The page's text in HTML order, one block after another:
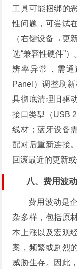
工具可能捆绑的
性问题，可尝试
（右键设备→更
选“兼容性硬件”
辨率异常，需通
Panel）调整刷
具彻底清理旧驱
接口类型（USB
线材；蓝牙设备
配对后重新连接
回滚最近的更新
八、费用波
费用波动是
杂多样，包括原
本上涨以及宏观
案，频繁或剧烈
威胁生存。因此